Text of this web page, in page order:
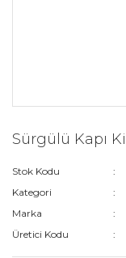
Sürgülü Kapı
Stok Kodu
Kategori
Marka
Üretici Kodu